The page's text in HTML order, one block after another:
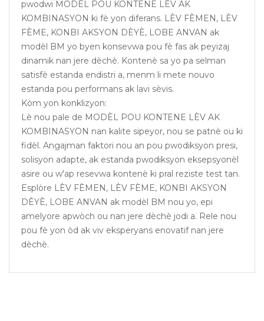
pwodwi MODÈL POU KONTENE LÈV AK
KOMBINASYON ki fè yon diferans. LÈV FÈMEN, LÈV
FÈME, KONBI AKSYON DÈYÈ, LOBE ANVAN ak
modèl BM yo byen konsevwa pou fè fas ak peyizaj
dinamik nan jere dèchè. Kontenè sa yo pa selman
satisfè estanda endistri a, menm li mete nouvo
estanda pou performans ak lavi sèvis.
Kòm yon konklizyon:
Lè nou pale de MODÈL POU KONTENE LÈV AK
KOMBINASYON nan kalite sipeyor, nou se patnè ou ki
fidèl. Angajman faktori nou an pou pwodiksyon presi,
solisyon adapte, ak estanda pwodiksyon eksepsyonèl
asire ou w'ap resevwa kontenè ki pral reziste test tan.
Esplòre LÈV FÈMEN, LÈV FÈME, KONBI AKSYON
DÈYÈ, LOBE ANVAN ak modèl BM nou yo, epi
amelyore apwòch ou nan jere dèchè jodi a. Rele nou
pou fè yon òd ak viv eksperyans enovatif nan jere
dèchè.